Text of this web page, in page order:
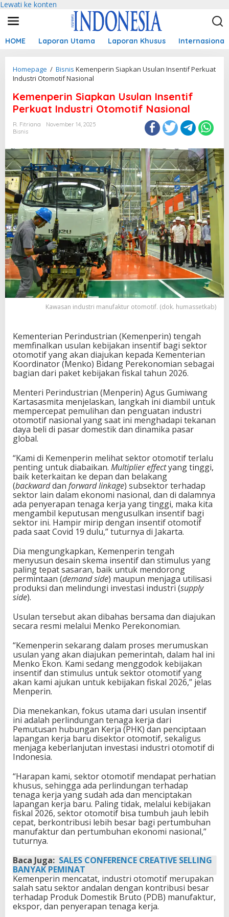
Lewati ke konten
HOME Laporan Utama Laporan Khusus Internasional
Homepage / Bisnis Kemenperin Siapkan Usulan Insentif Perkuat
Industri Otomotif Nasional
Kemenperin Siapkan Usulan Insentif
Perkuat Industri Otomotif Nasional
R. Fitriana
November 14, 2025
Bisnis
Kawasan industri manufaktur otomotif. (dok. humassetkab)
Kementerian Perindustrian (Kemenperin) tengah
memfinalkan usulan kebijakan insentif bagi sektor
otomotif yang akan diajukan kepada Kementerian
Koordinator (Menko) Bidang Perekonomian sebagai
bagian dari paket kebijakan fiskal tahun 2026.
Menteri Perindustrian (Menperin) Agus Gumiwang
Kartasasmita menjelaskan, langkah ini diambil untuk
mempercepat pemulihan dan penguatan industri
otomotif nasional yang saat ini menghadapi tekanan
daya beli di pasar domestik dan dinamika pasar
global.
“Kami di Kemenperin melihat sektor otomotif terlalu
penting untuk diabaikan. Multiplier effectyang tinggi,
baik keterkaitan ke depan dan belakang
(backwarddan forward linkage) subsektor terhadap
sektor lain dalam ekonomi nasional, dan di dalamnya
ada penyerapan tenaga kerja yang tinggi, maka kita
mengambil keputusan mengusulkan insentif bagi
sektor ini. Hampir mirip dengan insentif otomotif
pada saat Covid 19 dulu,” tuturnya di Jakarta.
Dia mengungkapkan, Kemenperin tengah
menyusun desain skema insentif dan stimulus yang
paling tepat sasaran, baik untuk mendorong
permintaan (demand side) maupun menjaga utilisasi
produksi dan melindungi investasi industri (supply
side).
Usulan tersebut akan dibahas bersama dan diajukan
secara resmi melalui Menko Perekonomian.
“Kemenperin sekarang dalam proses merumuskan
usulan yang akan diajukan pemerintah, dalam hal ini
Menko Ekon. Kami sedang menggodok kebijakan
insentif dan stimulus untuk sektor otomotif yang
akan kami ajukan untuk kebijakan fiskal 2026,” jelas
Menperin.
Dia menekankan, fokus utama dari usulan insentif
ini adalah perlindungan tenaga kerja dari
Pemutusan hubungan Kerja (PHK) dan penciptaan
lapangan kerja baru disektor otomotif, sekaligus
menjaga keberlanjutan investasi industri otomotif di
Indonesia.
“Harapan kami, sektor otomotif mendapat perhatian
khusus, sehingga ada perlindungan terhadap
tenaga kerja yang sudah ada dan menciptakan
lapangan kerja baru. Paling tidak, melalui kebijakan
fiskal 2026, sektor otomotif bisa tumbuh jauh lebih
cepat, berkontribusi lebih besar bagi pertumbuhan
manufaktur dan pertumbuhan ekonomi nasional,”
tuturnya.
Baca Juga: SALES CONFERENCE CREATIVE SELLING
BANYAK PEMINAT
Kemenperin mencatat, industri otomotif merupakan
salah satu sektor andalan dengan kontribusi besar
terhadap Produk Domestik Bruto (PDB) manufaktur,
ekspor, dan penyerapan tenaga kerja.